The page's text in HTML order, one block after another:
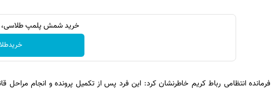
خرید شمش پلمپ طلاسی، از ۰.۵ گرم تا ۱۰
خریدطلا
فرمانده انتظامی رباط کریم خاطرنشان کرد: این فرد پس از تکمیل پرونده و انجام مراحل